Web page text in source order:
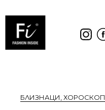
БЛИЗНАЦИ ХОРОСКОП